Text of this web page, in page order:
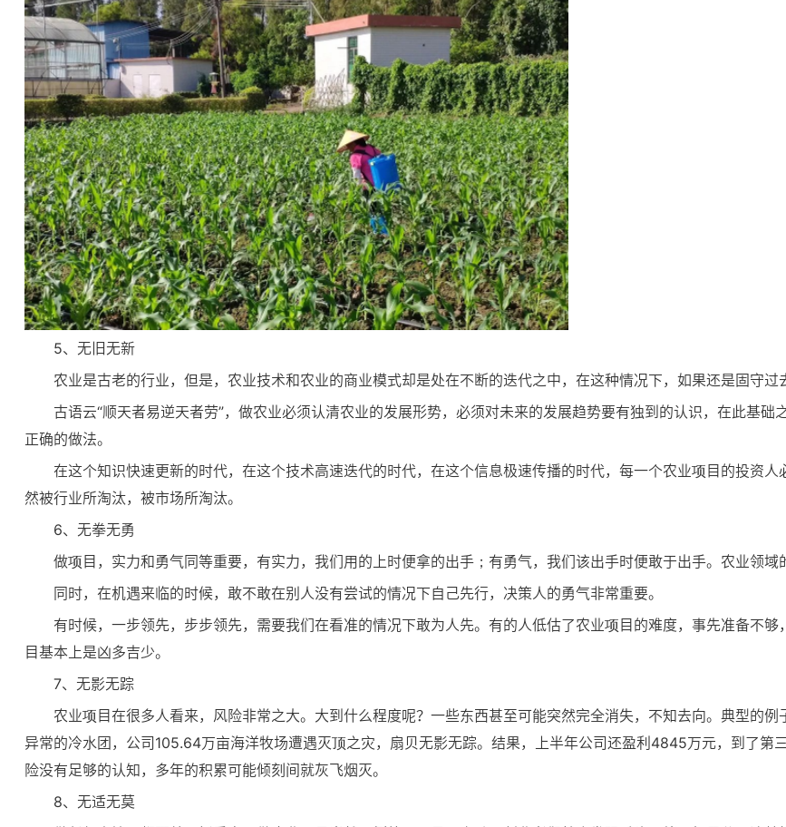
5、无旧无新
农业是古老的行业，但是，农业技术和农业的商业模式却是处在不断的迭代之中，在这种情况下，如果还是固守过
古语云“顺天者易逆天者劳”，做农业必须认清农业的发展形势，必须对未来的发展趋势要有独到的认识，在此基
正确的做法。
在这个知识快速更新的时代，在这个技术高速迭代的时代，在这个信息极速传播的时代，每一个农业项目的投资
然被行业所淘汰，被市场所淘汰。
6、无拳无勇
做项目，实力和勇气同等重要，有实力，我们用的上时便拿的出手；有勇气，我们该出手时便敢于出手。农业领域
同时，在机遇来临的时候，敢不敢在别人没有尝试的情况下自己先行，决策人的勇气非常重要。
有时候，一步领先，步步领先，需要我们在看准的情况下敢为人先。有的人低估了农业项目的难度，事先准备不
目基本上是凶多吉少。
7、无影无踪
农业项目在很多人看来，风险非常之大。大到什么程度呢？一些东西甚至可能突然完全消失，不知去向。典型的
异常的冷水团，公司105.64万亩海洋牧场遭遇灭顶之灾，扇贝无影无踪。结果，上半年公司还盈利4845万元，到了第
险没有足够的认知，多年的积累可能倾刻间就灰飞烟灭。
8、无适无莫